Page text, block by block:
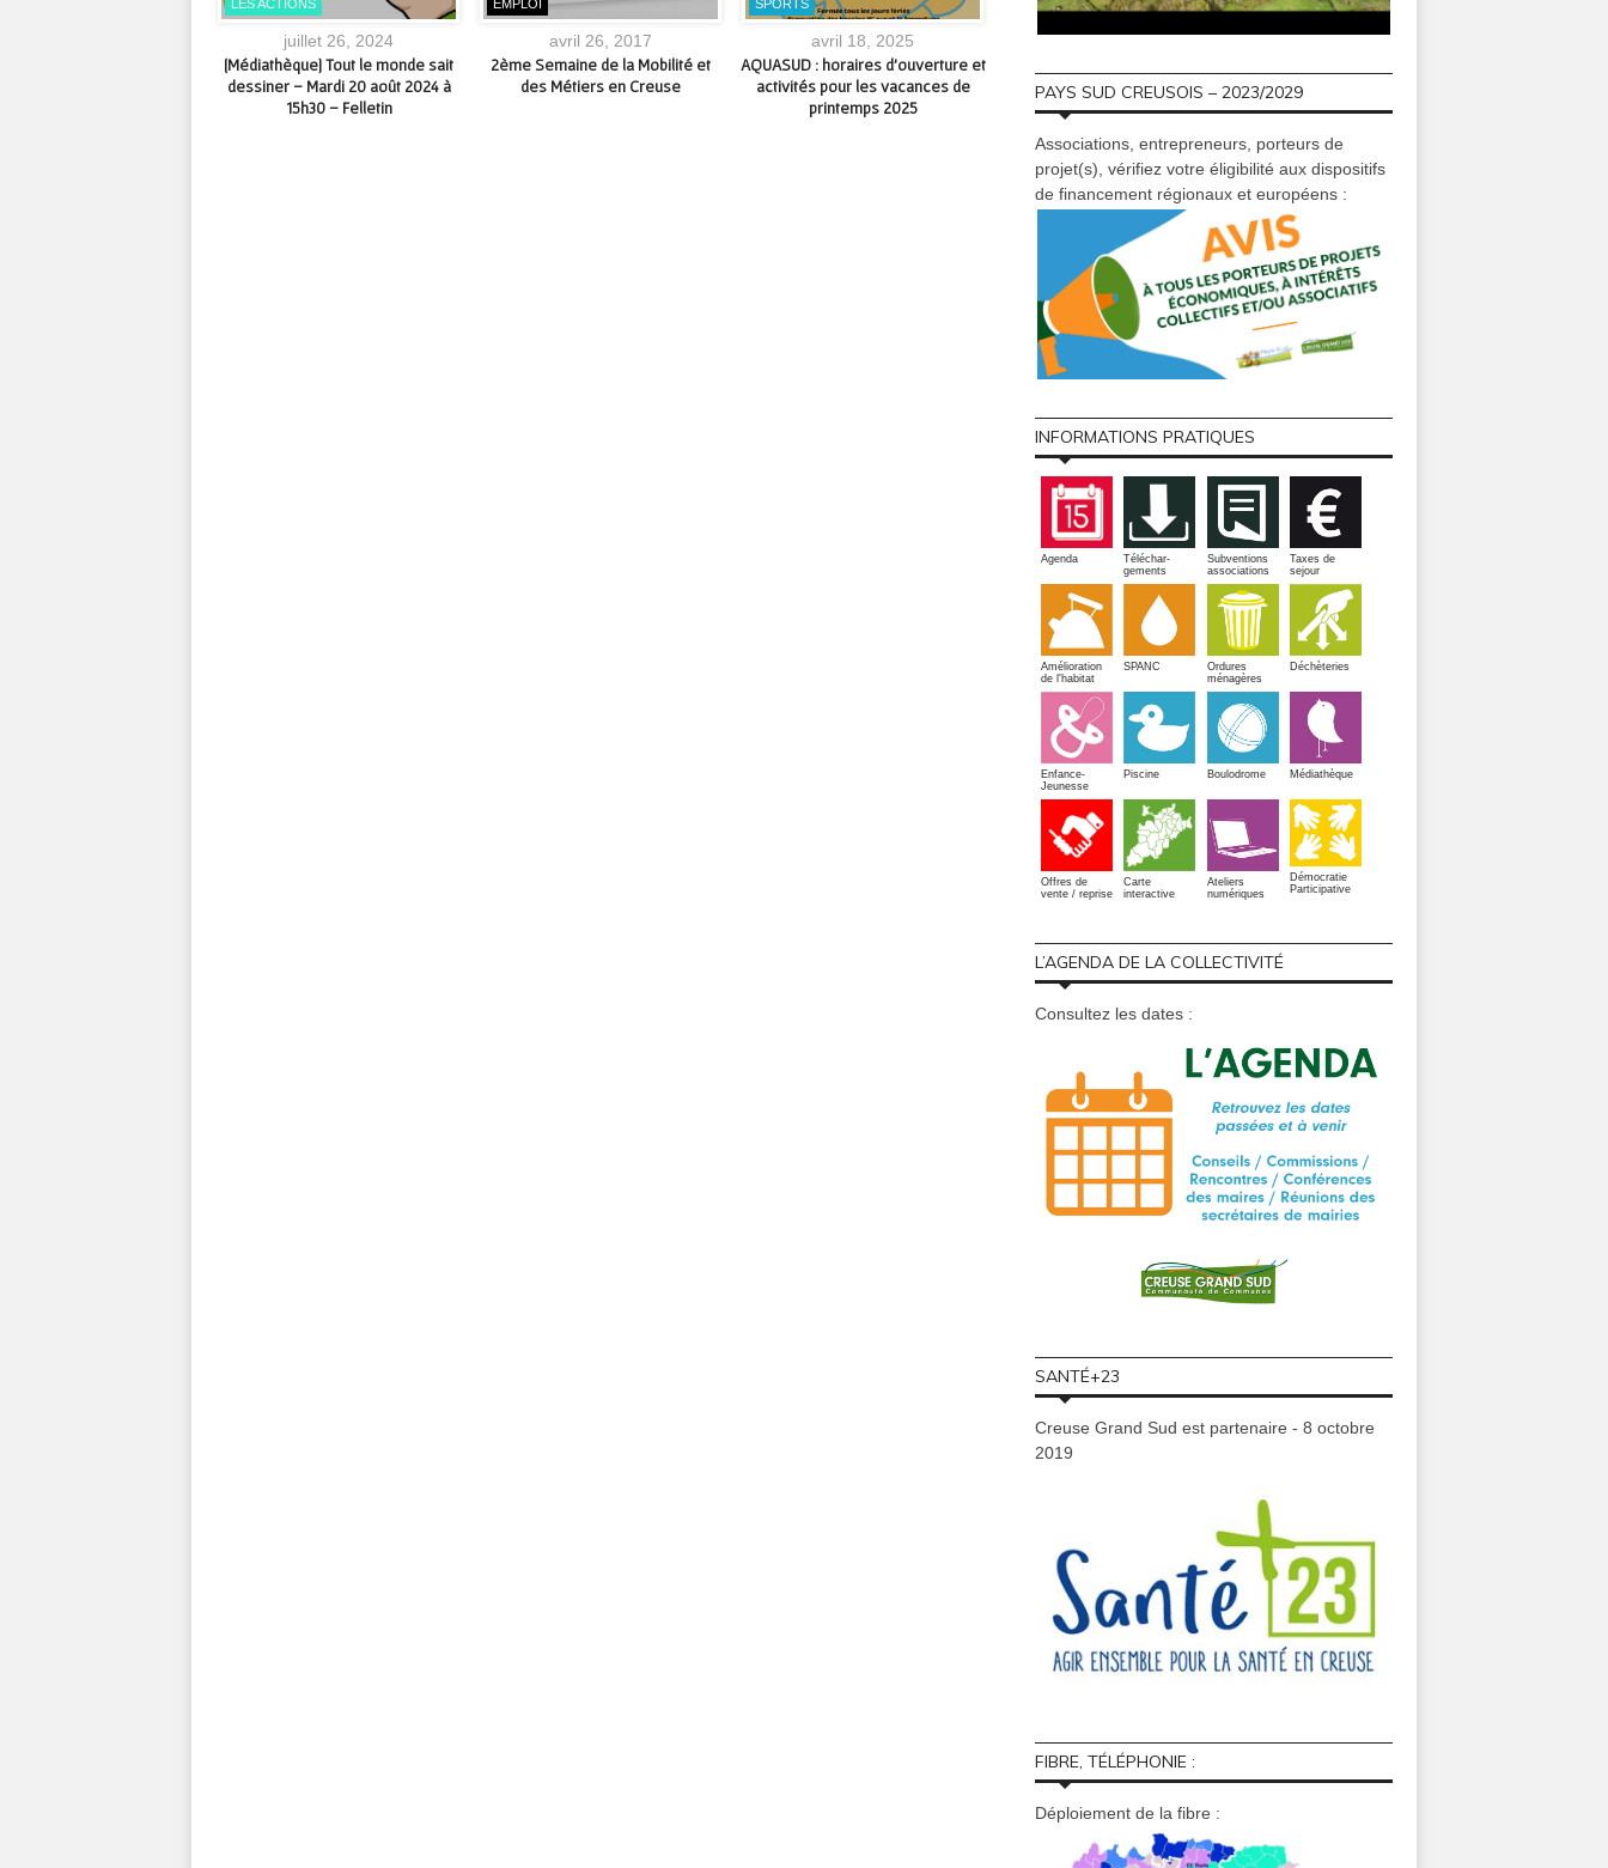
LES ACTIONS
juillet 26, 2024
[Médiathèque] Tout le monde sait
dessiner – Mardi 20 août 2024 à
15h30 – Felletin
EMPLOI
avril 26, 2017
2ème Semaine de la Mobilité et
des Métiers en Creuse
SPORTS
avril 18, 2025
AQUASUD : horaires d’ouverture et
activités pour les vacances de
printemps 2025
SORTIR
septembre 28, 2018
animations sur l’alimentation locale
ATELIERS
mai 03, 2024
la natation pour découvrir le Club –
vendredi 10 mai #Aubusson
PAYS SUD CREUSOIS – 2023/2029
Associations, entrepreneurs, porteurs de
projet(s), vérifiez votre éligibilité aux dispositifs
de financement régionaux et européens :
INFORMATIONS PRATIQUES
Agenda
Téléchar-
gements
Subventions
associations
Taxes de
sejour
Amélioration
de l'habitat
SPANC
Ordures
ménagères
Déchèteries
Enfance-
Jeunesse
Piscine Boulodrome Médiathèque
Offres de
vente / reprise
Carte
interactive
Ateliers
numériques
Démocratie
Participative
L’AGENDA DE LA COLLECTIVITÉ
Consultez les dates :
SANTÉ+23
Creuse Grand Sud est partenaire - 8 octobre
2019
FIBRE, TÉLÉPHONIE :
Déploiement de la fibre :